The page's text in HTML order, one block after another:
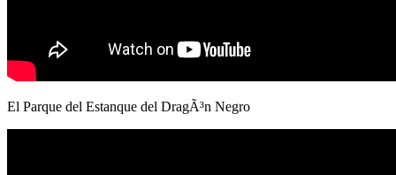
El Parque del Estanque del DragÃ³n Negro